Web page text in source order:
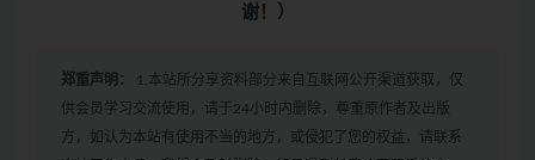
谢！）
郑重声明：
1.本站所分享资料部分来自互联网公开渠道获取，仅
供会员学习交流使用，请于24小时内删除，尊重原作者及出版
方，如认为本站有使用不当的地方，或侵犯了您的权益，请联系